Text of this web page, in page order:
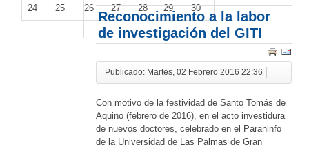
24 25 26 27 28 29 30
Reconocimiento a la labor
de investigación del GITI
Publicado: Martes, 02 Febrero 2016 22:36
Con motivo de la festividad de Santo Tomás de
Aquino (febrero de 2016), en el acto investidura
de nuevos doctores, celebrado en el Paraninfo
de la Universidad de Las Palmas de Gran